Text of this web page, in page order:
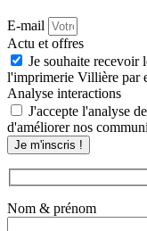
E-mail
Actu et offres
Je souhaite recevoir
l'imprimerie Villière par
Analyse interactions
J'accepte l'analyse
d'améliorer nos
Je m'inscris !
Nom & prénom